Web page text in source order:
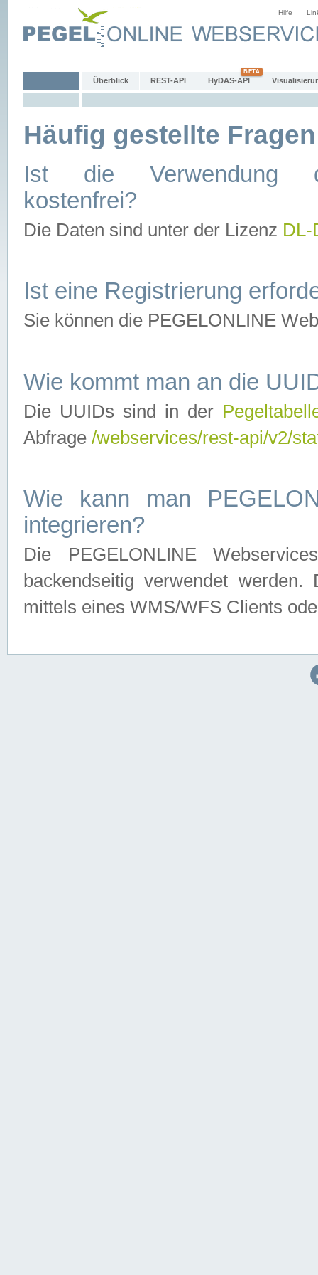
Hilfe
Überblick REST-API HyDAS-API
Häufig gestellte
Ist die Verwendung
kostenfrei?
Die Daten sind unter der Lizenz
Ist eine Registrierung
Sie können die PEGELONLINE
Wie kommt man an die
Die UUIDs sind in der
Abfrage /webservices/rest-api/v2/
Wie kann man
integrieren?
Die PEGELONLINE
backendseitig verwendet
mittels eines WMS/WFS Clients